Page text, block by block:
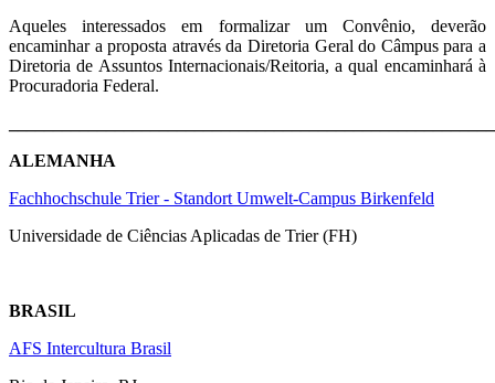
Aqueles interessados em formalizar um Convênio, deverão
encaminhar a proposta através da Diretoria Geral do Câmpus para a
Diretoria de Assuntos Internacionais/Reitoria, a qual encaminhará à
Procuradoria Federal.
ALEMANHA
Fachhochschule Trier - Standort Umwelt-Campus Birkenfeld
Universidade de Ciências Aplicadas de Trier (FH)
BRASIL
AFS Intercultura Brasil